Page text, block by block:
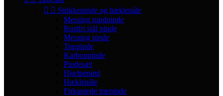
  Strikkepinde og hæklenåle
Messing rundpinde
Rustfri stål pinde
Messing pinde
Træpinde
Karbonpinde
Pindesæt
Hjælpepind
Hæklenåle
Firkantede træpinde